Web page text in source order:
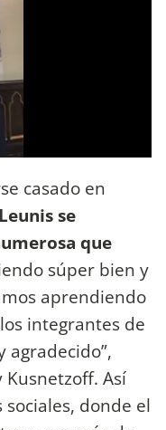
casado en
se
que
súper bien y
aprendiendo
integrantes de
agradecido”,
Kusnetzoff. Así
donde el